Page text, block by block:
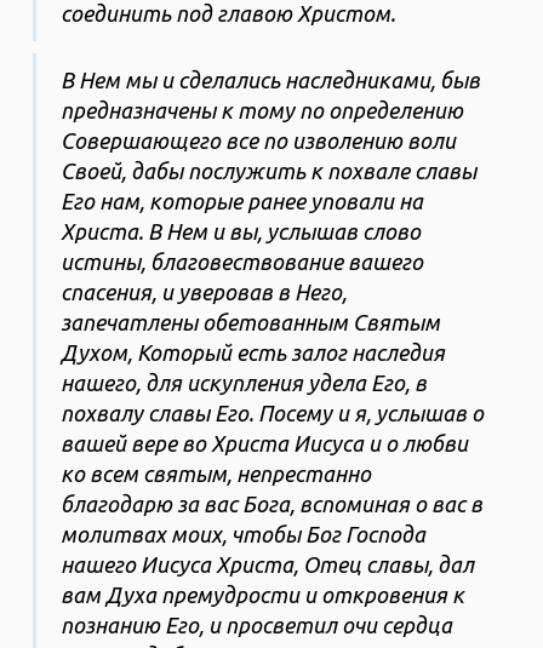
соединить под главою Христом.
В Нем мы и сделались наследниками, быв
предназначены к тому по определению
Совершающего все по изволению воли
Своей, дабы послужить к похвале славы
Его нам, которые ранее уповали на
Христа. В Нем и вы, услышав слово
истины, благовествование вашего
спасения, и уверовав в Него,
запечатлены обетованным Святым
Духом, Который есть залог наследия
нашего, для искупления удела Его, в
похвалу славы Его. Посему и я, услышав о
вашей вере во Христа Иисуса и о любви
ко всем святым, непрестанно
благодарю за вас Бога, вспоминая о вас в
молитвах моих, чтобы Бог Господа
нашего Иисуса Христа, Отец славы, дал
вам Духа премудрости и откровения к
познанию Его, и просветил очи сердца